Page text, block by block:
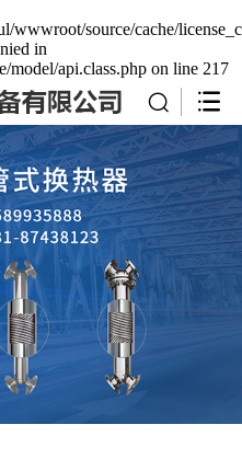
wwwroot/source/cache/
in
api.class.php on line 217